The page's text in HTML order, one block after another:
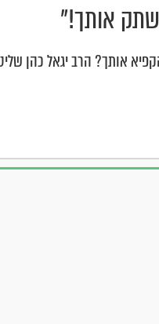
אותך!"
אותך? הרב יגאל כהן